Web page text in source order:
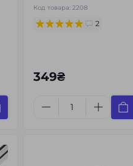
Код товара: 2208
2
349₴